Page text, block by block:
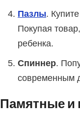
Пазлы.
Покупая
ребенка.
Спиннер.
современным
Памятные и